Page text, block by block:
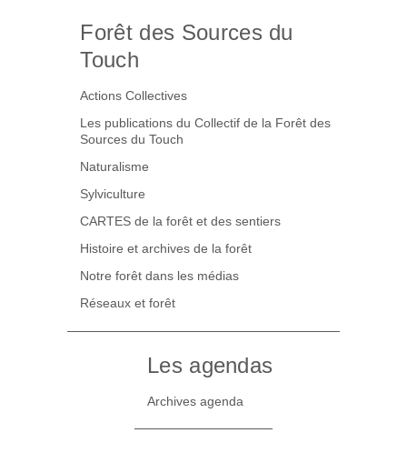
Forêt des Sources du
Touch
Actions Collectives
Les publications du Collectif de la Forêt des
Sources du Touch
Naturalisme
Sylviculture
CARTES de la forêt et des sentiers
Histoire et archives de la forêt
Notre forêt dans les médias
Réseaux et forêt
Les agendas
Archives agenda